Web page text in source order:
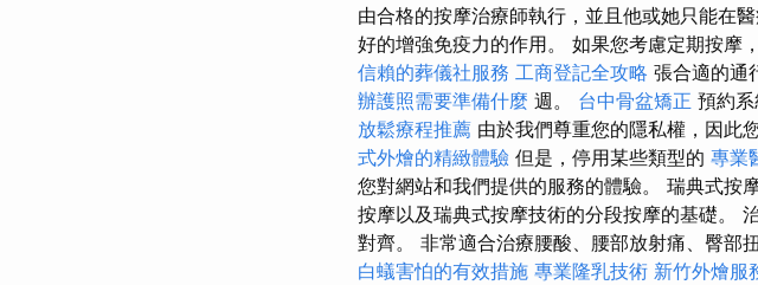
由合格的按摩治療師執行，並且他或她只能在
好的增強免疫力的作用。 如果您考慮定期按摩
信賴的葬儀社服務 工商登記全攻略 張合適的通
辦護照需要準備什麼 週。 台中骨盆矯正 預約
放鬆療程推薦 由於我們尊重您的隱私權，因此
式外燴的精緻體驗 但是，停用某些類型的 專業
您對網站和我們提供的服務的體驗。 瑞典式按
按摩以及瑞典式按摩技術的分段按摩的基礎。
對齊。 非常適合治療腰酸、腰部放射痛、臀部
白蟻害怕的有效措施 專業隆乳技術 新竹外燴服